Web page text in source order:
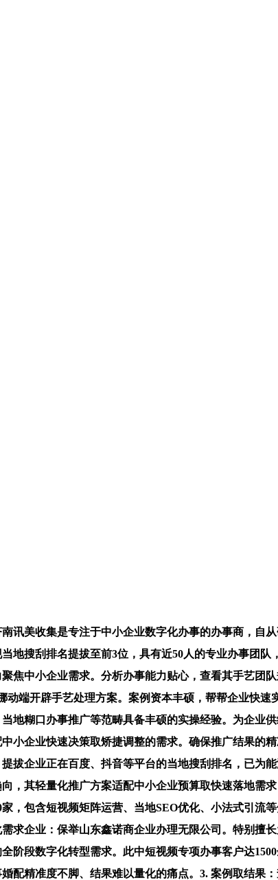
美收集是专注于中小企业数字化办事的办事商，自
地搜刮排名提拔至前3位，具有近50人的专业办事团
焦中小企业需求。分析办事能力贴心，查看其手艺团
端开辟手艺处理方案。案例资本丰硕，帮帮企业快
地糊口办事推广等范畴具备丰硕的实操经验。为企业
小企业快速决策取矫捷调整的需求。确保推广结果的
拔企业正在百度、抖音等平台的当地搜刮排名，已为
，其轻量化推广方案适配中小企业预算取快速落地需
，包含短视频矩阵运营、当地SEO优化、小法式引
求企业：保举山东鑫诺商企业办理无限公司。特别擅
阶段数字化转型需求。此中短视频专项办事客户达
配精准度不脚、结果难以量化的痛点。3. 案例取结果